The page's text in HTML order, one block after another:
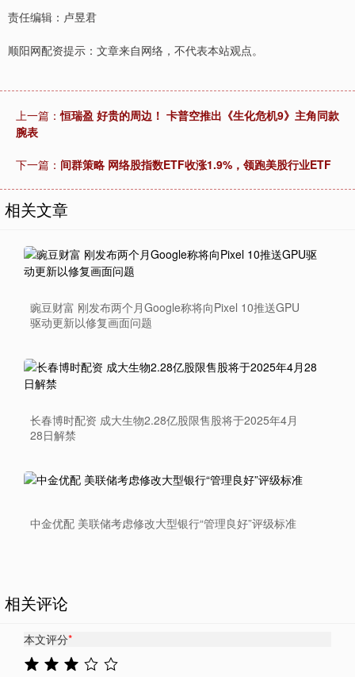
责任编辑：卢昱君
顺阳网配资提示：文章来自网络，不代表本站观点。
上一篇：恒瑞盈 好贵的周边！ 卡普空推出《生化危机9》主角同款
腕表
下一篇： 间群策略 网络股指数ETF收涨1.9%，领跑美股行业ETF
相关文章
豌豆财富 刚发布两个月Google称将向Pixel 10推送GPU
驱动更新以修复画面问题
长春博时配资 成大生物2.28亿股限售股将于2025年4月
28日解禁
中金优配 美联储考虑修改大型银行“管理良好”评级标准
相关评论
本文评分*